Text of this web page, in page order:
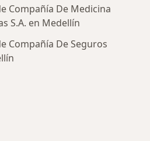
Compañía De Medicina
S.A. en Medellín
Compañía De Seguros